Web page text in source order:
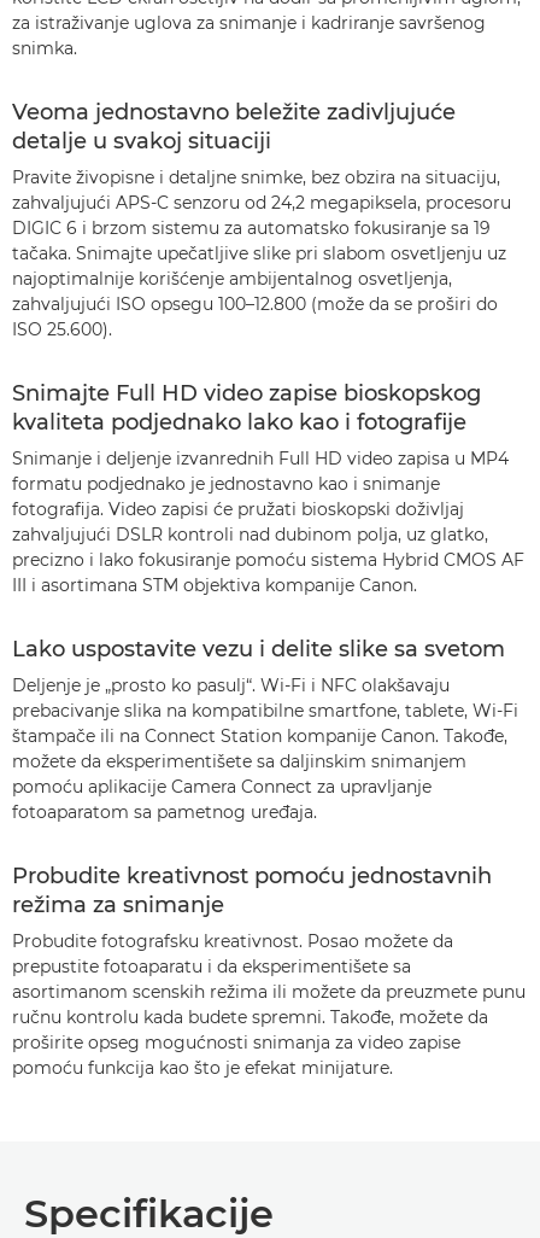
za istraživanje uglova za snimanje i kadriranje savršenog
snimka.
Veoma jednostavno beležite zadivljujuće
detalje u svakoj situaciji
Pravite živopisne i detaljne snimke, bez obzira na situaciju,
zahvaljujući APS-C senzoru od 24,2 megapiksela, procesoru
DIGIC 6 i brzom sistemu za automatsko fokusiranje sa 19
tačaka. Snimajte upečatljive slike pri slabom osvetljenju uz
najoptimalnije korišćenje ambijentalnog osvetljenja,
zahvaljujući ISO opsegu 100–12.800 (može da se proširi do
ISO 25.600).
Snimajte Full HD video zapise bioskopskog
kvaliteta podjednako lako kao i fotografije
Snimanje i deljenje izvanrednih Full HD video zapisa u MP4
formatu podjednako je jednostavno kao i snimanje
fotografija. Video zapisi će pružati bioskopski doživljaj
zahvaljujući DSLR kontroli nad dubinom polja, uz glatko,
precizno i lako fokusiranje pomoću sistema Hybrid CMOS AF
III i asortimana STM objektiva kompanije Canon.
Lako uspostavite vezu i delite slike sa svetom
Deljenje je „prosto ko pasulj“. Wi-Fi i NFC olakšavaju
prebacivanje slika na kompatibilne smartfone, tablete, Wi-Fi
štampače ili na Connect Station kompanije Canon. Takođe,
možete da eksperimentišete sa daljinskim snimanjem
pomoću aplikacije Camera Connect za upravljanje
fotoaparatom sa pametnog uređaja.
Probudite kreativnost pomoću jednostavnih
režima za snimanje
Probudite fotografsku kreativnost. Posao možete da
prepustite fotoaparatu i da eksperimentišete sa
asortimanom scenskih režima ili možete da preuzmete punu
ručnu kontrolu kada budete spremni. Takođe, možete da
proširite opseg mogućnosti snimanja za video zapise
pomoću funkcija kao što je efekat minijature.
Specifikacije